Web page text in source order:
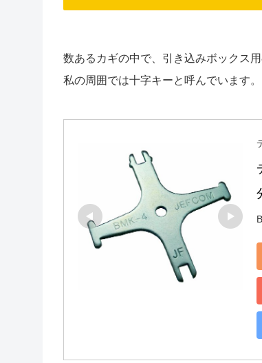
数あるカギの中で、引き込みボックス
私の周囲では十字キーと呼んでいます。